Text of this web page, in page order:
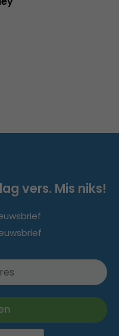
vers. Mis niks!